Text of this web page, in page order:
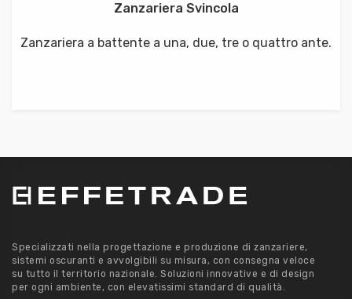
Zanzariera Svincola
Zanzariera a battente a una, due, tre o quattro ante.
Specializzati nella progettazione e produzione di zanzariere,
sistemi oscuranti e avvolgibili su misura, con consegna veloce
su tutto il territorio nazionale. Soluzioni innovative e di design
per ogni ambiente, con elevatissimi standard di qualità.